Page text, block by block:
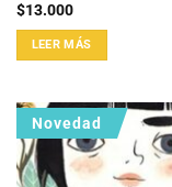
$13.000
LEER MÁS
Novedad